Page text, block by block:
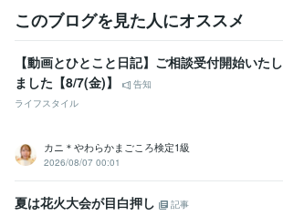
このブログを見た人にオススメ
【動画とひとこと日記】ご相談受付開始いたし
ました【8/7(金)】
告知
ライフスタイル
カニ＊やわらかまごころ検定1級
2026/08/07 00:01
夏は花火大会が目白押し
記事